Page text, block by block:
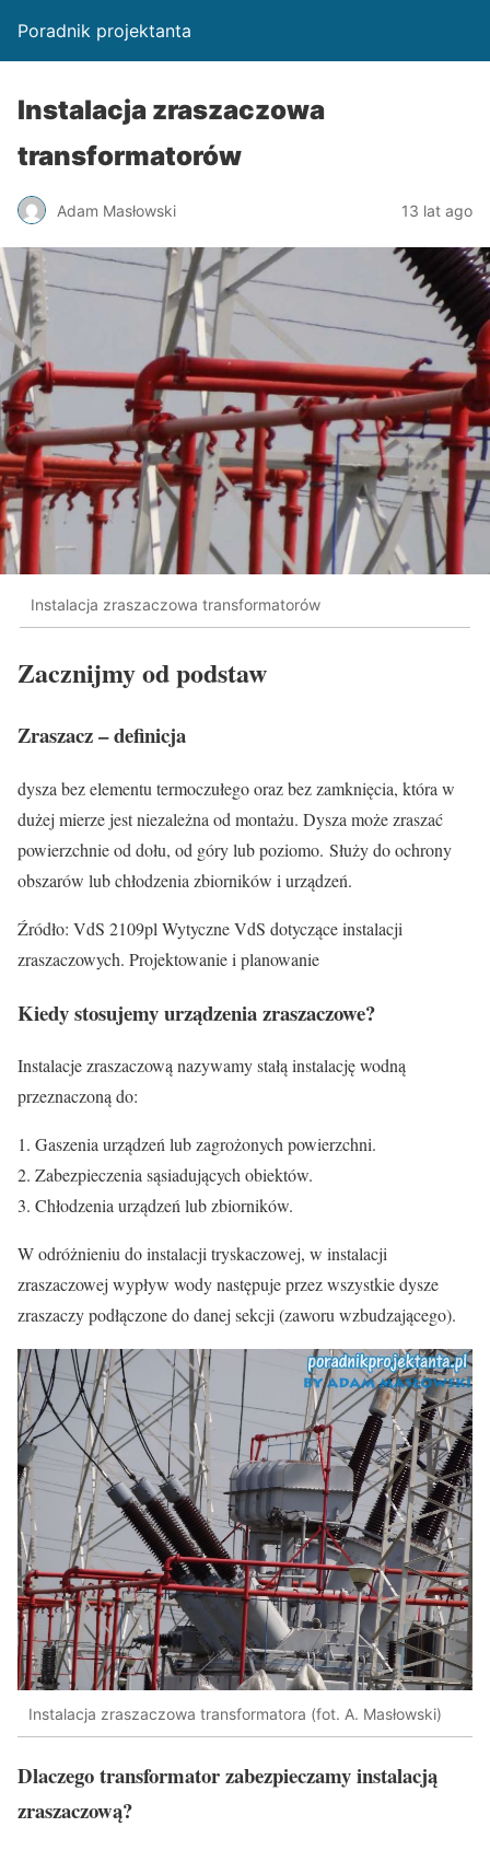
Poradnik projektanta
Instalacja zraszaczowa
transformatorów
Adam Masłowski 13 lat ago
Instalacja zraszaczowa transformatorów
Zacznijmy od podstaw
Zraszacz – definicja
dysza bez elementu termoczułego oraz bez zamknięcia, która w
dużej mierze jest niezależna od montażu. Dysza może zraszać
powierzchnie od dołu, od góry lub poziomo. Służy do ochrony
obszarów lub chłodzenia zbiorników i urządzeń.
Źródło: VdS 2109pl Wytyczne VdS dotyczące instalacji
zraszaczowych. Projektowanie i planowanie
Kiedy stosujemy urządzenia zraszaczowe?
Instalacje zraszaczową nazywamy stałą instalację wodną
przeznaczoną do:
Gaszenia urządzeń lub zagrożonych powierzchni.
Zabezpieczenia sąsiadujących obiektów.
Chłodzenia urządzeń lub zbiorników.
W odróżnieniu do instalacji tryskaczowej, w instalacji
zraszaczowej wypływ wody następuje przez wszystkie dysze
zraszaczy podłączone do danej sekcji (zaworu wzbudzającego).
Instalacja zraszaczowa transformatora (fot. A. Masłowski)
Dlaczego transformator zabezpieczamy instalacją
zraszaczową?